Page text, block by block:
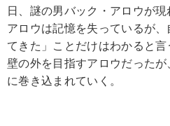
日、謎の男バック・アロウが現
アロウは記憶を失っているが、
てきた」ことだけはわかると
壁の外を目指すアロウだった
に巻き込まれていく。